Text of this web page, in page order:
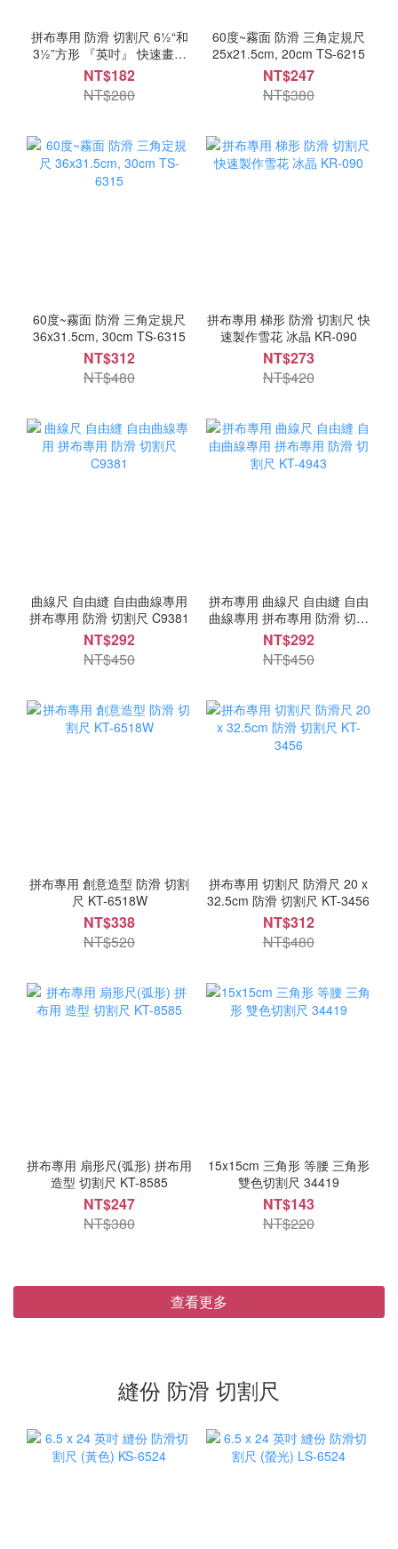
拼布專用 防滑 切割尺 6½“和
3½”方形 『英吋』 快速畫出
方型精準縫份 KR-6565
NT$182
NT$280
60度~霧面 防滑 三角定規尺
25x21.5cm, 20cm TS-6215
NT$247
NT$380
60度~霧面 防滑 三角定規尺
36x31.5cm, 30cm TS-6315
NT$312
NT$480
拼布專用 梯形 防滑 切割尺 快
速製作雪花 冰晶 KR-090
NT$273
NT$420
曲線尺 自由縫 自由曲線專用
拼布專用 防滑 切割尺 C9381
NT$292
NT$450
拼布專用 曲線尺 自由縫 自由
曲線專用 拼布專用 防滑 切割
尺 KT-4943
NT$292
NT$450
拼布專用 創意造型 防滑 切割
尺 KT-6518W
NT$338
NT$520
拼布專用 切割尺 防滑尺 20 x
32.5cm 防滑 切割尺 KT-3456
NT$312
NT$480
拼布專用 扇形尺(弧形) 拼布用
造型 切割尺 KT-8585
NT$247
NT$380
15x15cm 三角形 等腰 三角形
雙色切割尺 34419
NT$143
NT$220
查看更多
縫份 防滑 切割尺